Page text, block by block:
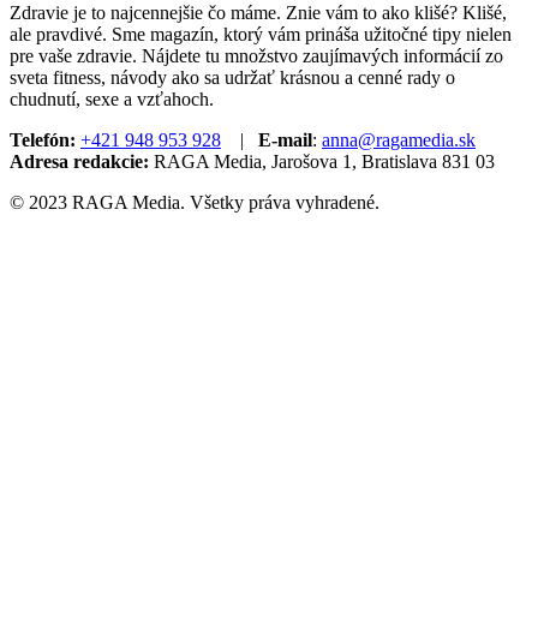
Zdravie je to najcennejšie čo máme. Znie vám to ako klišé? Klišé,
ale pravdivé. Sme magazín, ktorý vám prináša užitočné tipy nielen
pre vaše zdravie. Nájdete tu množstvo zaujímavých informácií zo
sveta fitness, návody ako sa udržať krásnou a cenné rady o
chudnutí, sexe a vzťahoch.
Telefón: +421 948 953 928 | E-mail: anna@ragamedia.sk
Adresa redakcie: RAGA Media, Jarošova 1, Bratislava 831 03
© 2023 RAGA Media. Všetky práva vyhradené.